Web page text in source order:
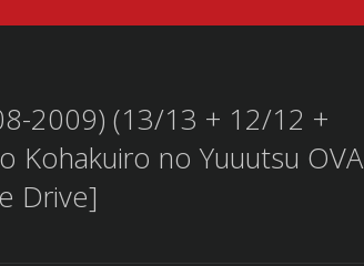
2009) (13/13 + 12/12 +
Kohakuiro no Yuuutsu OVA
Drive]